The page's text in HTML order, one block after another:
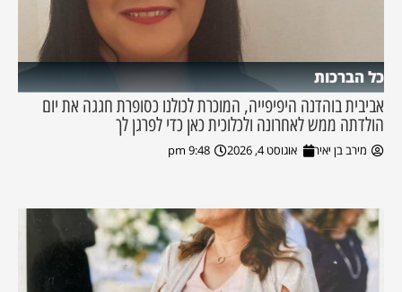
כל הברכות
אביבית בוהדנה היפיפייה, המוכרת לכולנו כסופרת חגגה את יום
הולדתה ממש לאחרונה ולכלוכית כאן כדי לפרגן לך
מירב בן יאיר אוגוסט 4, 2026 9:48 pm